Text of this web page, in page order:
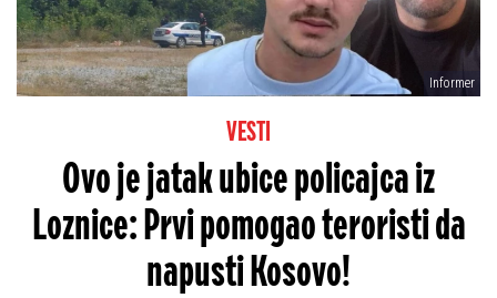
Informer
VESTI
Ovo je jatak ubice policajca iz
Loznice: Prvi pomogao teroristi da
napusti Kosovo!